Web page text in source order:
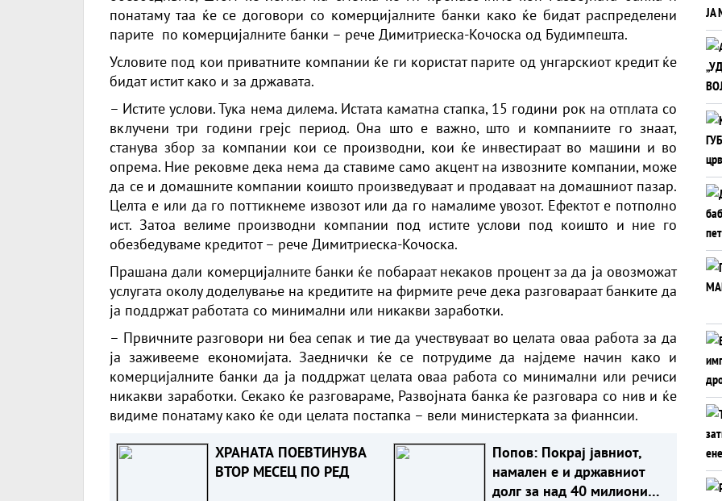
понатаму таа ќе се договори со комерцијалните банки како ќе бидат распределени
парите по комерцијалните банки – рече Димитриеска-Кочоска од Будимпешта.
Условите под кои приватните компании ќе ги користат парите од унгарскиот кредит ќе
бидат истит како и за државата.
– Истите услови. Тука нема дилема. Истата каматна стапка, 15 години рок на отплата со
вклучени три години грејс период. Она што е важно, што и компаниите го знаат,
станува збор за компании кои се производни, кои ќе инвестираат во машини и во
опрема. Ние рековме дека нема да ставиме само акцент на извозните компании, може
да се и домашните компании коишто произведуваат и продаваат на домашниот пазар.
Целта е или да го поттикнеме извозот или да го намалиме увозот. Ефектот е потполно
ист. Затоа велиме производни компании под истите услови под коишто и ние го
обезбедуваме кредитот – рече Димитриеска-Кочоска.
Прашана дали комерцијалните банки ќе побараат некаков процент за да ја овозможат
услугата околу доделување на кредитите на фирмите рече дека разговараат банките да
ја поддржат работата со минимални или никакви заработки.
– Првичните разговори ни беа сепак и тие да учествуваат во целата оваа работа за да
ја заживееме економијата. Заеднички ќе се потрудиме да најдеме начин како и
комерцијалните банки да ја поддржат целата оваа работа со минимални или речиси
никакви заработки. Секако ќе разговараме, Развојната банка ќе разговара со нив и ќе
видиме понатаму како ќе оди целата постапка – вели министерката за фианнсии.
ХРАНАТА ПОЕВТИНУВА
ВТОР МЕСЕЦ ПО РЕД
Попов: Покрај јавниот,
намален е и државниот
долг за над 40 милиони